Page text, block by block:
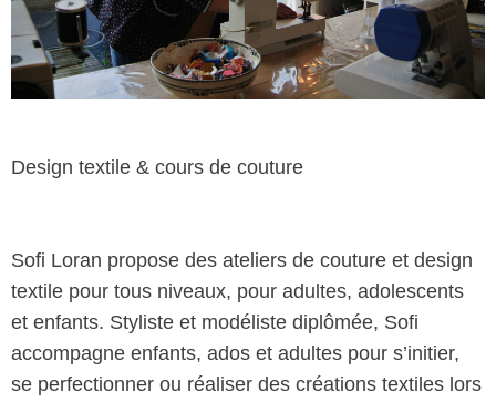
Design textile & cours de couture
Sofi Loran propose des ateliers de couture et design
textile pour tous niveaux, pour adultes, adolescents
et enfants. Styliste et modéliste diplômée, Sofi
accompagne enfants, ados et adultes pour s’initier,
se perfectionner ou réaliser des créations textiles lors